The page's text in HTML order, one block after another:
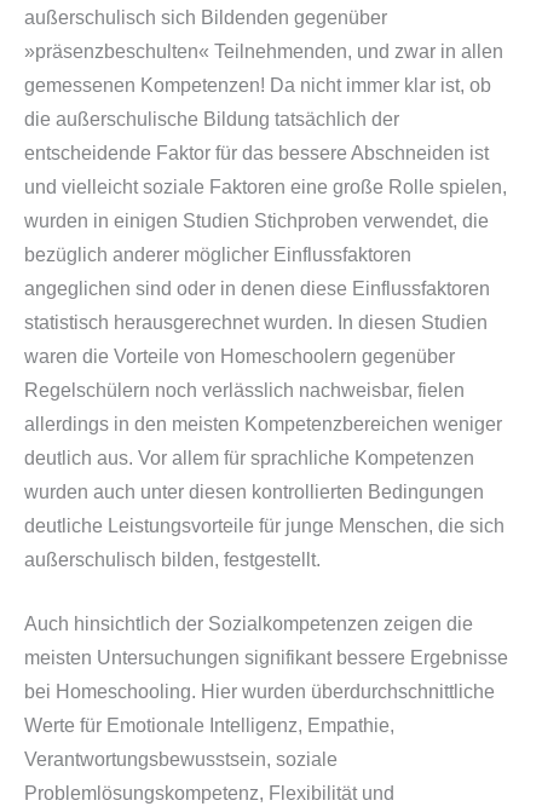
außerschulisch sich Bildenden gegenüber
»präsenzbeschulten« Teilnehmenden, und zwar in allen
gemessenen Kompetenzen! Da nicht immer klar ist, ob
die außerschulische Bildung tatsächlich der
entscheidende Faktor für das bessere Abschneiden ist
und vielleicht soziale Faktoren eine große Rolle spielen,
wurden in einigen Studien Stichproben verwendet, die
bezüglich anderer möglicher Einflussfaktoren
angeglichen sind oder in denen diese Einflussfaktoren
statistisch herausgerechnet wurden. In diesen Studien
waren die Vorteile von Homeschoolern gegenüber
Regelschülern noch verlässlich nachweisbar, fielen
allerdings in den meisten Kompetenzbereichen weniger
deutlich aus. Vor allem für sprachliche Kompetenzen
wurden auch unter diesen kontrollierten Bedingungen
deutliche Leistungsvorteile für junge Menschen, die sich
außerschulisch bilden, festgestellt.
Auch hinsichtlich der Sozialkompetenzen zeigen die
meisten Untersuchungen signifikant bessere Ergebnisse
bei Homeschooling. Hier wurden überdurchschnittliche
Werte für Emotionale Intelligenz, Empathie,
Verantwortungsbewusstsein, soziale
Problemlösungskompetenz, Flexibilität und